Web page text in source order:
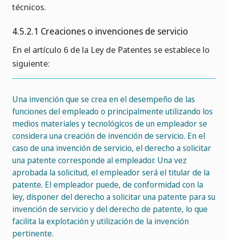
técnicos.
4.5.2.1 Creaciones o invenciones de servicio
En el artículo 6 de la Ley de Patentes se establece lo
siguiente:
Una invención que se crea en el desempeño de las
funciones del empleado o principalmente utilizando los
medios materiales y tecnológicos de un empleador se
considera una creación de invención de servicio. En el
caso de una invención de servicio, el derecho a solicitar
una patente corresponde al empleador. Una vez
aprobada la solicitud, el empleador será el titular de la
patente. El empleador puede, de conformidad con la
ley, disponer del derecho a solicitar una patente para su
invención de servicio y del derecho de patente, lo que
facilita la explotación y utilización de la invención
pertinente.